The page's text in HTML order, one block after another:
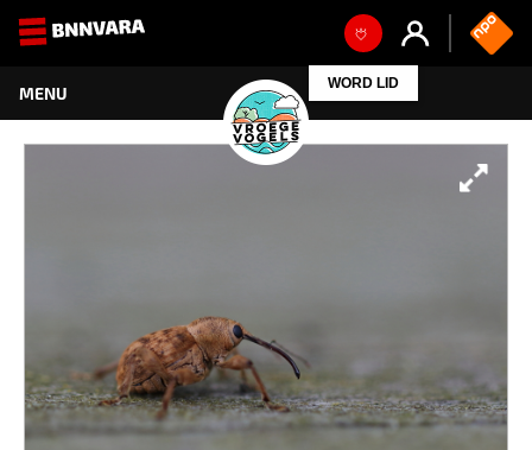
WORD LID